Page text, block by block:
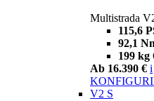
Multistrada
115,6
92,1
199 kg
Ab 16.390 € i
V2 S